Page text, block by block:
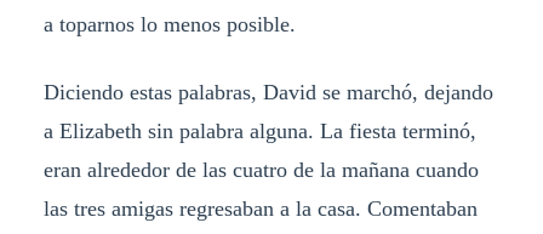
a toparnos lo menos posible.
Diciendo estas palabras, David se marchó, dejando
a Elizabeth sin palabra alguna. La fiesta terminó,
eran alrededor de las cuatro de la mañana cuando
las tres amigas regresaban a la casa. Comentaban